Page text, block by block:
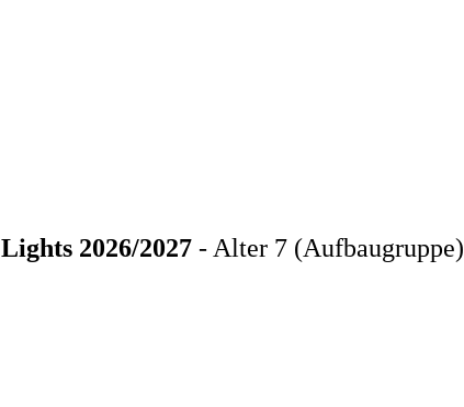
Lights 2026/2027 - Alter 7 (Aufbaugruppe)